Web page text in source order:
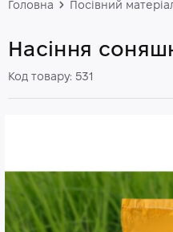
Головна Посівний
Насіння
Код товару: 531